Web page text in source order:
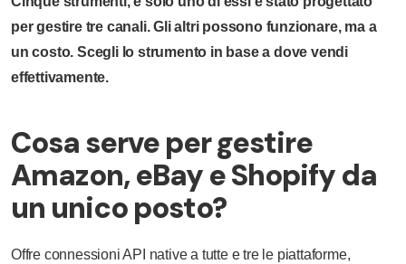
per gestire tre canali. Gli altri possono funzionare, ma a
un costo. Scegli lo strumento in base a dove vendi
effettivamente.
Cosa serve per gestire
Amazon, eBay e Shopify da
un unico posto?
Offre connessioni API native a tutte e tre le piattaforme,